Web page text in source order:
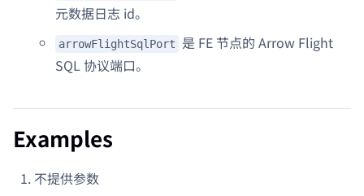
元数据日志 id。
arrowFlightSqlPort
是 FE 节点的 Arrow Flight
SQL 协议端口。
Examples
不提供参数